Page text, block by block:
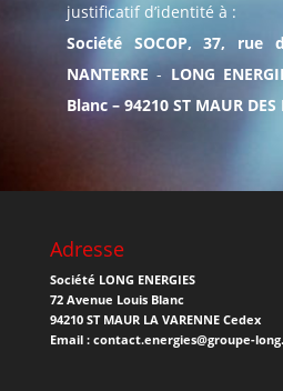
justificatif d’identité à :
Société SOCOP, 37, rue
NANTERRE - LONG
Blanc – 94210 ST MAUR DES
Adresse
Société LONG ENERGIES
72 Avenue Louis Blanc
94210 ST MAUR LA VARENNE Cedex
Email : contact.energies@groupe-